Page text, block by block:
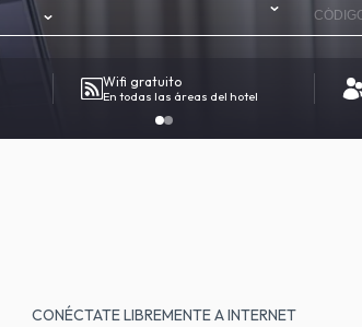
Wifi gratuito
En todas las áreas del hotel
CONÉCTATE LIBREMENTE A INTERNET